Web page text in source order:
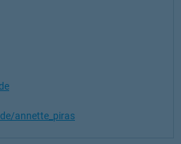
annette_piras